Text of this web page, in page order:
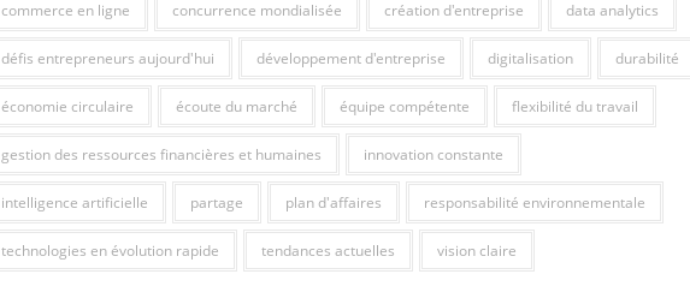
commerce en ligne concurrence mondialisée création d'entreprise data analytics
défis entrepreneurs aujourd'hui développement d'entreprise digitalisation durabilité
économie circulaire écoute du marché équipe compétente flexibilité du travail
gestion des ressources financières et humaines innovation constante
intelligence artificielle partage plan d'affaires responsabilité environnementale
technologies en évolution rapide tendances actuelles vision claire